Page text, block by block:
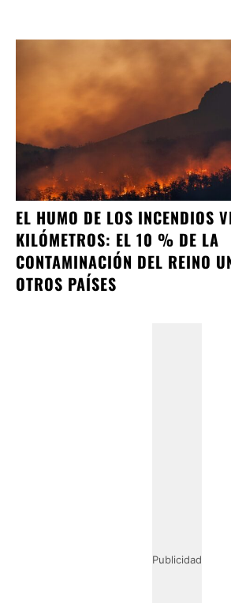
EL HUMO DE LOS INCENDIOS
KILÓMETROS: EL 10 % DE LA
CONTAMINACIÓN DEL REINO
OTROS PAÍSES
Publicidad